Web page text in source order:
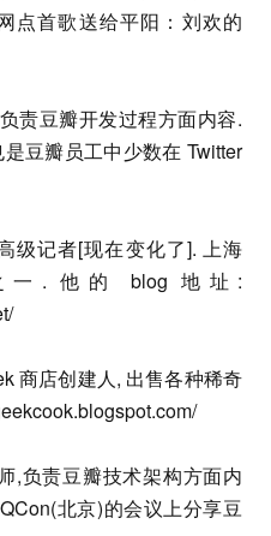
点首歌送给平阳：刘欢的
责豆瓣开发过程方面内容.
豆瓣员工中少数在 Twitter
级记者[现在变化了]. 上海
一. 他的 blog 地址:
商店创建人, 出售各种稀奇
,负责豆瓣技术架构方面内
北京)的会议上分享豆